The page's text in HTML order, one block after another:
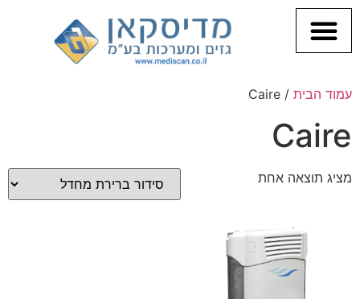
עמוד הבית / Caire
Caire
מציג תוצאה אחת